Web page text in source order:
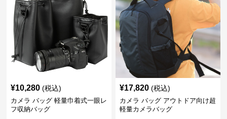
¥10,280 (税込)
カメラ バッグ 軽量巾着式一眼レ
フ収納バッグ
¥17,820 (税込)
カメラ バッグ アウトドア向け超
軽量カメラバッグ